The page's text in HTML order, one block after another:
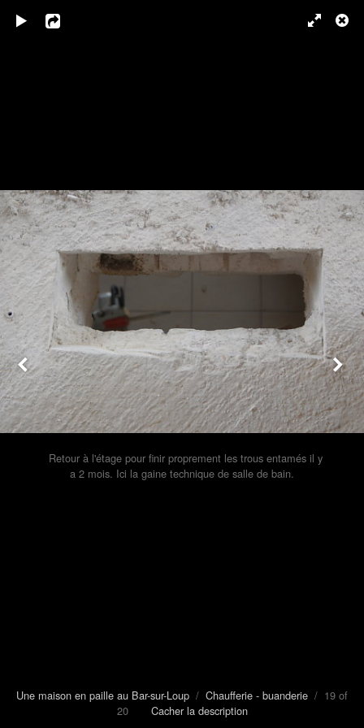
Retour à l'étage pour finir proprement les trous entamés il y
a 2 mois. Ici la gaine technique de salle de bain.
Une maison en paille au Bar-sur-Loup / Chaufferie - buanderie / 19 of
20 Cacher la description